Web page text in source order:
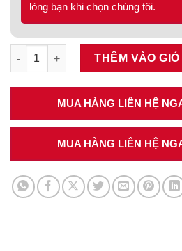
lòng bạn khi chọn chúng tôi.
Thanh treo khăn đơn 600mm
THÊM VÀO
MUA HÀNG LIÊN HỆ
MUA HÀNG LIÊN HỆ